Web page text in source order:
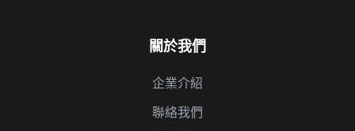
關於我們
企業介紹
聯絡我們